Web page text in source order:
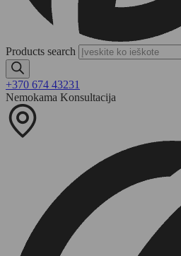
Products search
+370 674 43231
Nemokama Konsultacija